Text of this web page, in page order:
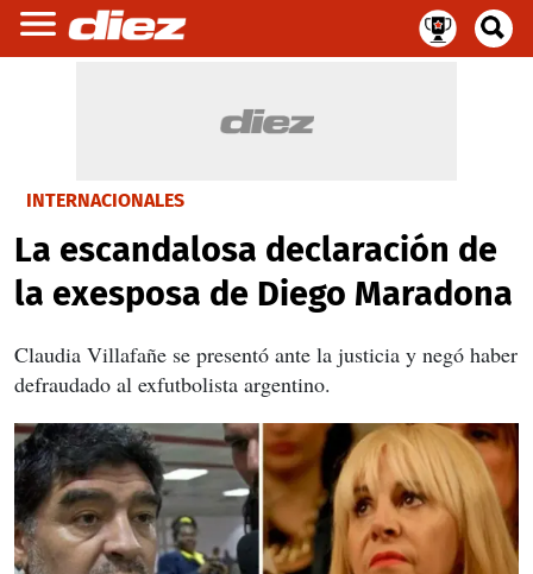
INTERNACIONALES
La escandalosa declaración de
la exesposa de Diego Maradona
Claudia Villafañe se presentó ante la justicia y negó haber
defraudado al exfutbolista argentino.